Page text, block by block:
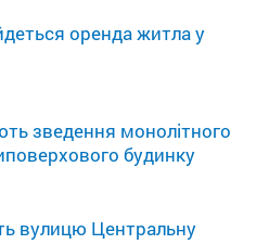
оренда житла у
зведення монолітного
будинку
вулицю Центральну